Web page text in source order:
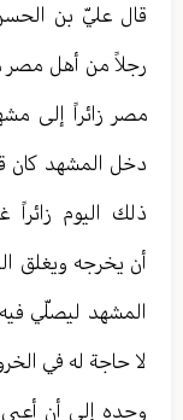
قال عليّ بن
رجلاً من أهل مصر
مصر زائراً إلى
دخل المشهد كان
ذلك اليوم زائراً
أن يخرجه ويغلق
المشهد ليصلّي
لا حاجة له في
وحده إلى أن